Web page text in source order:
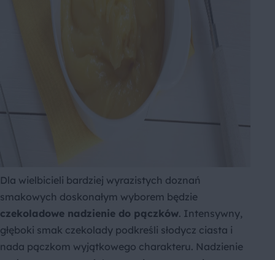
Dla wielbicieli bardziej wyrazistych doznań
smakowych doskonałym wyborem będzie
czekoladowe nadzienie do pączków. Intensywny,
głęboki smak czekolady podkreśli słodycz ciasta i
nada pączkom wyjątkowego charakteru. Nadzienie